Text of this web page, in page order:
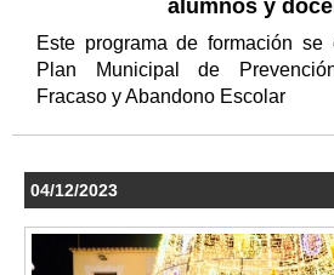
alumnos y
Este programa de formación se
Plan Municipal de
Fracaso y Abandono Escolar
04/12/2023